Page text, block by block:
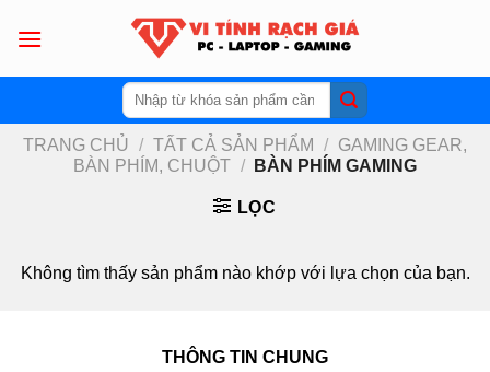
Tìm
kiếm:
TRANG CHỦ / TẤT CẢ SẢN PHẨM /
GAMING GEAR,
BÀN PHÍM, CHUỘT / BÀN PHÍM GAMING
LỌC
Không tìm thấy sản phẩm nào khớp với lựa chọn của bạn.
THÔNG TIN CHUNG